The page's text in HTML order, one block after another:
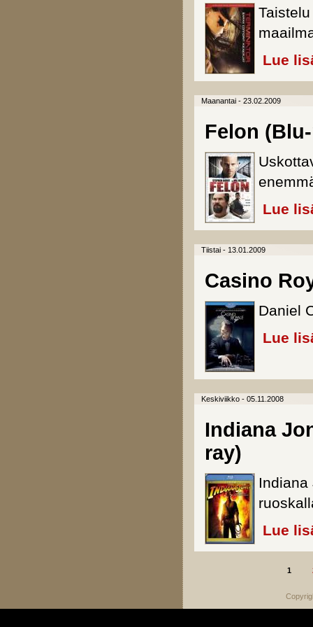
Lue
Maanantai - 23.02.2009
Felon
Lue
Tiistai - 13.01.2009
Casino
Daniel
Lue
Keskiviikko - 05.11.2008
Indiana
ray)
Lue
1